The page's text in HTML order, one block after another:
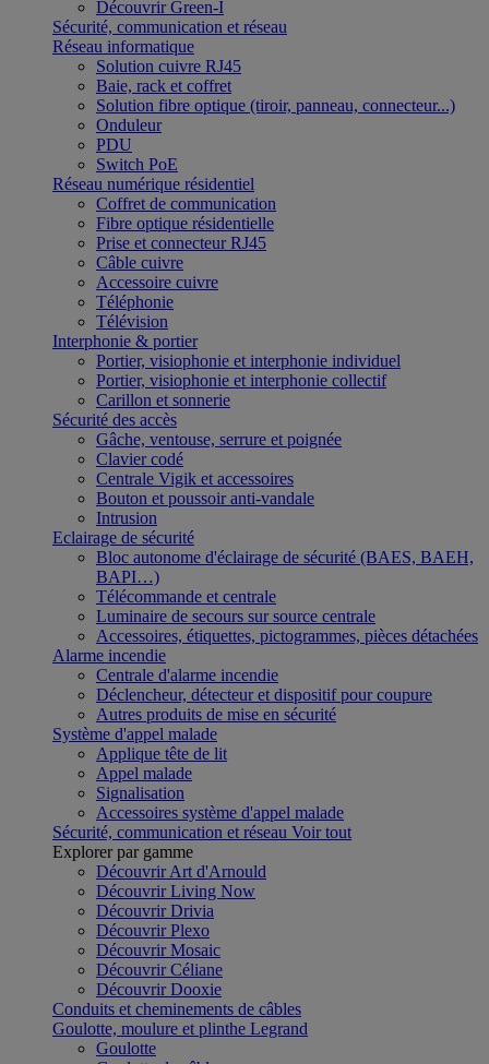
Découvrir Green-I
Sécurité, communication et réseau
Réseau informatique
Solution cuivre RJ45
Baie, rack et coffret
Solution fibre optique (tiroir, panneau, connecteur...)
Onduleur
PDU
Switch PoE
Réseau numérique résidentiel
Coffret de communication
Fibre optique résidentielle
Prise et connecteur RJ45
Câble cuivre
Accessoire cuivre
Téléphonie
Télévision
Interphonie & portier
Portier, visiophonie et interphonie individuel
Portier, visiophonie et interphonie collectif
Carillon et sonnerie
Sécurité des accès
Gâche, ventouse, serrure et poignée
Clavier codé
Centrale Vigik et accessoires
Bouton et poussoir anti-vandale
Intrusion
Eclairage de sécurité
Bloc autonome d'éclairage de sécurité (BAES, BAEH,
BAPI…)
Télécommande et centrale
Luminaire de secours sur source centrale
Accessoires, étiquettes, pictogrammes, pièces détachées
Alarme incendie
Centrale d'alarme incendie
Déclencheur, détecteur et dispositif pour coupure
Autres produits de mise en sécurité
Système d'appel malade
Applique tête de lit
Appel malade
Signalisation
Accessoires système d'appel malade
Sécurité, communication et réseau Voir tout
Explorer par gamme
Découvrir Art d'Arnould
Découvrir Living Now
Découvrir Drivia
Découvrir Plexo
Découvrir Mosaic
Découvrir Céliane
Découvrir Dooxie
Conduits et cheminements de câbles
Goulotte, moulure et plinthe Legrand
Goulotte